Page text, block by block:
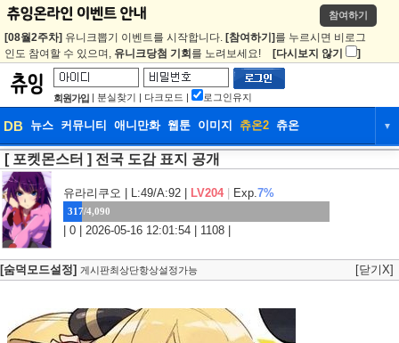
참여하기
[08월2주차] 유니크뽑기 이벤트를 시작합니다. [참여하기] 를 누르시면 비로그
인도 참여할 수 있으며, 유니크당첨 기회 를 노려보세요! [다시보지 않기 ]
회원가입 | 분실찾기 | 다크모드 | 로그인유지
DB 뉴스 커뮤니티 애니만화 웹툰 이미지 츄온2 츄온 ▼
DB 뉴스
웹툰 이미지 츄온2
[ 포켓몬스터 ] 전국 도감 표지 공개
유라리쿠오 | L:49/A:92 | LV204 Exp.7%
317/4,090
| 0 | 2026-05-16 12:01:54 | 1108 |
[숨덕모드설정] 게시판최상단항상설정가능 [닫기X]